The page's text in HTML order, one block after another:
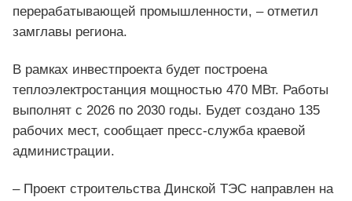
перерабатывающей промышленности, – отметил
замглавы региона.
В рамках инвестпроекта будет построена
теплоэлектростанция мощностью 470 МВт. Работы
выполнят с 2026 по 2030 годы. Будет создано 135
рабочих мест, сообщает пресс-служба краевой
администрации.
– Проект строительства Динской ТЭС направлен на